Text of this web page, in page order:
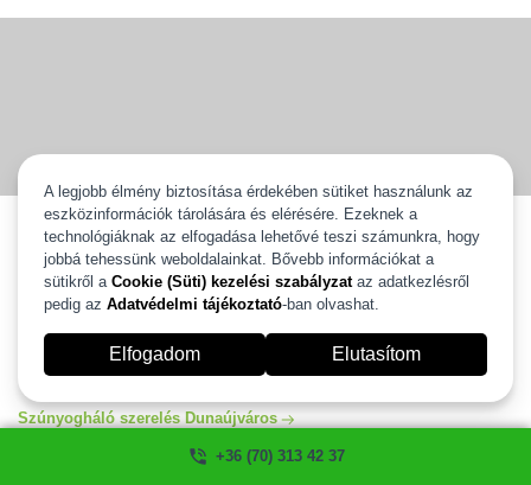
+36 (70) 313 42 37
Szúnyogháló szerelés Dunaújváros
Szúnyogháló szerelés Dunaújváros egész területén vállaljuk ingyenes
kiszállással és 2 év gyártói garanciával. Válassza ki új szúnyoghálóját
és mi 2 heten belül felszereljük. Több, mint 20 éves tapasztalattal
állunk az Ön rendelkezésére. Szúnyogháló szerelés és javítás
Dunaújváros egész területén garanciával, számlával. Ha szeretné
igénybe venni a segítségünket kérem hívjon minket és mi szívesen
segítünk! szúnyogháló ablakra, ajtóra ahogyan Ön szeretné.
Szúnyogháló szerelés Dunaújváros
A legjobb élmény biztosítása érdekében sütiket használunk az
eszközinformációk tárolására és elérésére. Ezeknek a
technológiáknak az elfogadása lehetővé teszi számunkra, hogy
jobbá tehessünk weboldalainkat. Bővebb információkat a
sütikről a Cookie (Süti) kezelési szabályzataz adatkezlésről
pedig az Adatvédelmi tájékoztató-ban olvashat.
Elfogadom Elutasítom